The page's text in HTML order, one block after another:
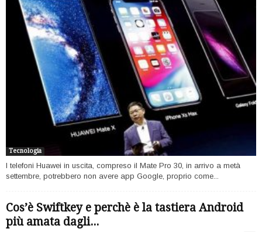
Tecnologia
I telefoni Huawei in uscita, compreso il Mate Pro 30, in arrivo a metà
settembre, potrebbero non avere app Google, proprio come...
Cos’è Swiftkey e perchè è la tastiera Android
più amata dagli...